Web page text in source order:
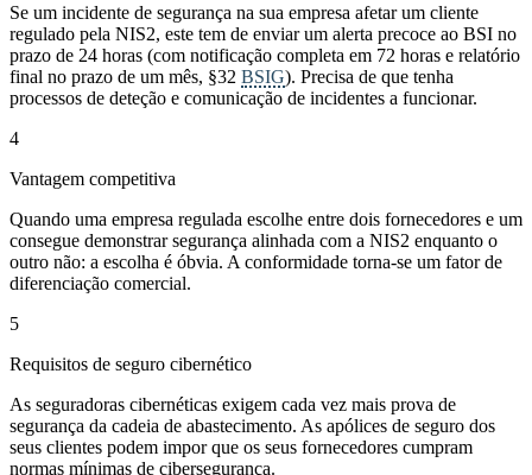
Se um incidente de segurança na sua empresa afetar um cliente
regulado pela NIS2, este tem de enviar um alerta precoce ao BSI no
prazo de 24 horas (com notificação completa em 72 horas e relatório
final no prazo de um mês, §32 BSIG). Precisa de que tenha
processos de deteção e comunicação de incidentes a funcionar.
4
Vantagem competitiva
Quando uma empresa regulada escolhe entre dois fornecedores e um
consegue demonstrar segurança alinhada com a NIS2 enquanto o
outro não: a escolha é óbvia. A conformidade torna-se um fator de
diferenciação comercial.
5
Requisitos de seguro cibernético
As seguradoras cibernéticas exigem cada vez mais prova de
segurança da cadeia de abastecimento. As apólices de seguro dos
seus clientes podem impor que os seus fornecedores cumpram
normas mínimas de cibersegurança.